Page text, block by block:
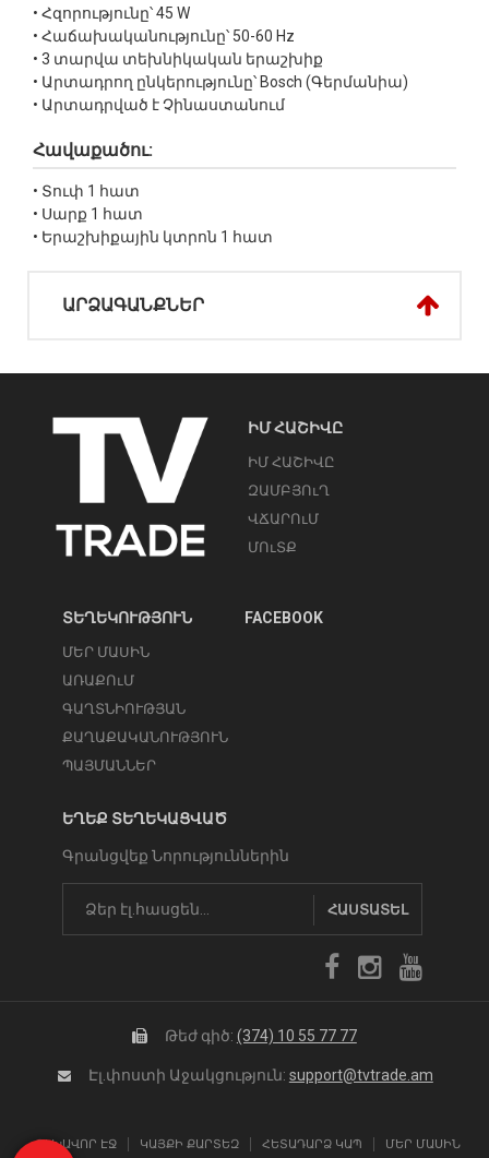
• Հզորությունը՝ 45 W
• Հաճախականությունը՝ 50-60 Hz
• 3 տարվա տեխնիկական երաշխիք
• Արտադրող ընկերությունը՝ Bosch (Գերմանիա)
• Արտադրված է Չինաստանում
Հավաքածու:
• Տուփ 1 հատ
• Սարք 1 հատ
• Երաշխիքային կտրոն 1 հատ
ԱՐՁԱԳԱՆՔՆԵՐ
ԻՄ ՀԱՇԻՎԸ
ԻՄ ՀԱՇԻՎԸ
ԶԱՄԲՅՈւՂ
ՎՃԱՐՈւՄ
ՄՈւՏՔ
ՏԵՂԵԿՈՒԹՅՈՒՆ
ՄԵՐ ՄԱՍԻՆ
ԱՌԱՔՈւՄ
ԳԱՂՏՆԻՈՒԹՅԱՆ
ՔԱՂԱՔԱԿԱՆՈՒԹՅՈՒՆ
ՊԱՅՄԱՆՆԵՐ
FACEBOOK
ԵՂԵՔ ՏԵՂԵԿԱՑՎԱԾ
Գրանցվեք Նորություններին
ՀԱՍՏԱՏԵԼ
Թեժ գիծ: (374) 10 55 77 77
Էլ.փոստի Աջակցություն: support@tvtrade.am
ԳԼԽԱՎՈՐ ԷՋ ԿԱՅՔԻ ՔԱՐՏԵԶ ՀԵՏԱԴԱՐՁ ԿԱՊ ՄԵՐ ՄԱՍԻՆ